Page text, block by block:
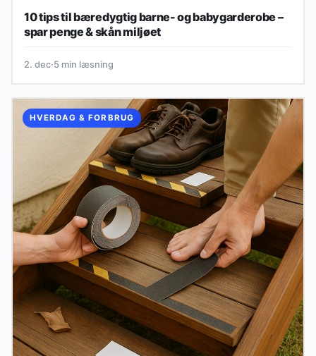
10 tips til bæredygtig barne- og babygarderobe –
spar penge & skån miljøet
2. dec·5 min læsning
HVERDAG & FORBRUG